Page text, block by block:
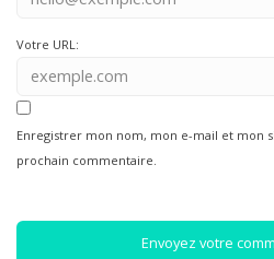
Votre URL:
Enregistrer mon nom, mon e-mail et mon
prochain commentaire.